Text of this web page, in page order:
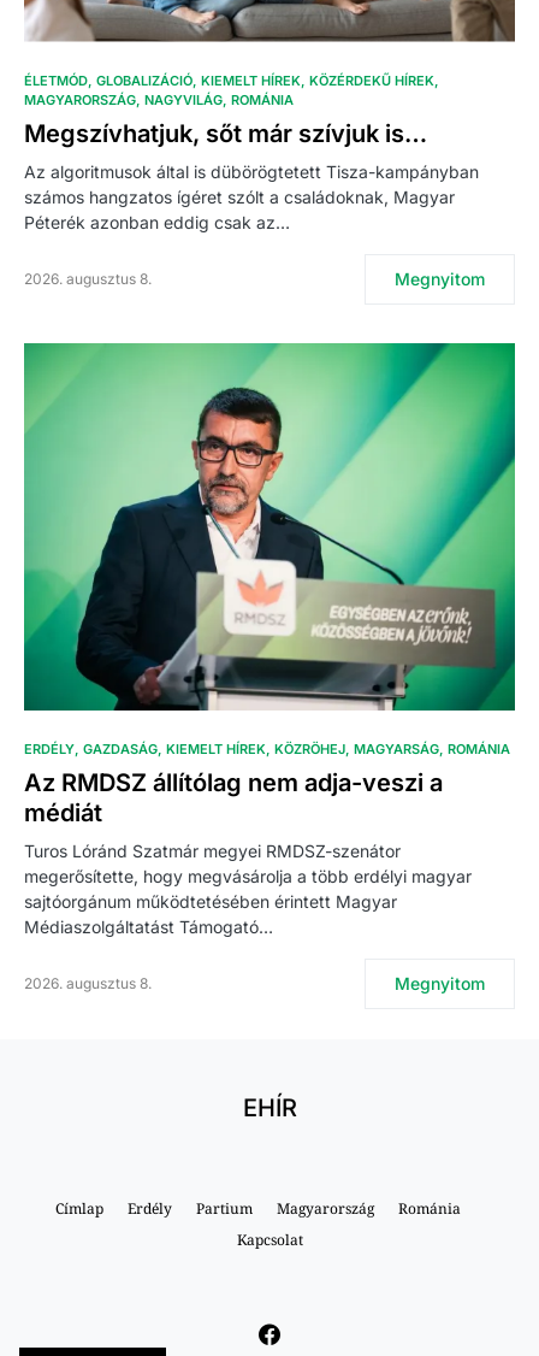
ÉLETMÓD GLOBALIZÁCIÓ KIEMELT HÍREK KÖZÉRDEKŰ HÍREK
MAGYARORSZÁG NAGYVILÁG ROMÁNIA
Megszívhatjuk, sőt már szívjuk is…
Az algoritmusok által is dübörögtetett Tisza-kampányban
számos hangzatos ígéret szólt a családoknak, Magyar
Péterék azonban eddig csak az…
2026. augusztus 8. Megnyitom
ERDÉLY GAZDASÁG KIEMELT HÍREK KÖZRÖHEJ MAGYARSÁG ROMÁNIA
Az RMDSZ állítólag nem adja-veszi a
médiát
Turos Lóránd Szatmár megyei RMDSZ-szenátor
megerősítette, hogy megvásárolja a több erdélyi magyar
sajtóorgánum működtetésében érintett Magyar
Médiaszolgáltatást Támogató…
2026. augusztus 8. Megnyitom
EHÍR
Címlap Erdély Partium Magyarország
Románia
Kapcsolat